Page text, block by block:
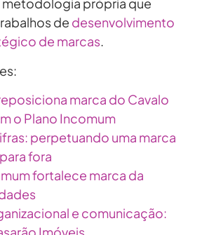
metodologia própria que
de desenvolvimento
de marcas.
marca do Cavalo
o Plano Incomum
perpetuando uma marca
fora
fortalece marca da
e comunicação: